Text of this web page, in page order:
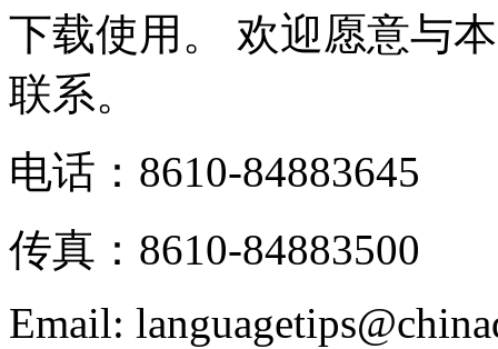
下载使用。 欢迎愿意与
联系。
电话：8610-84883645
传真：8610-84883500
Email: